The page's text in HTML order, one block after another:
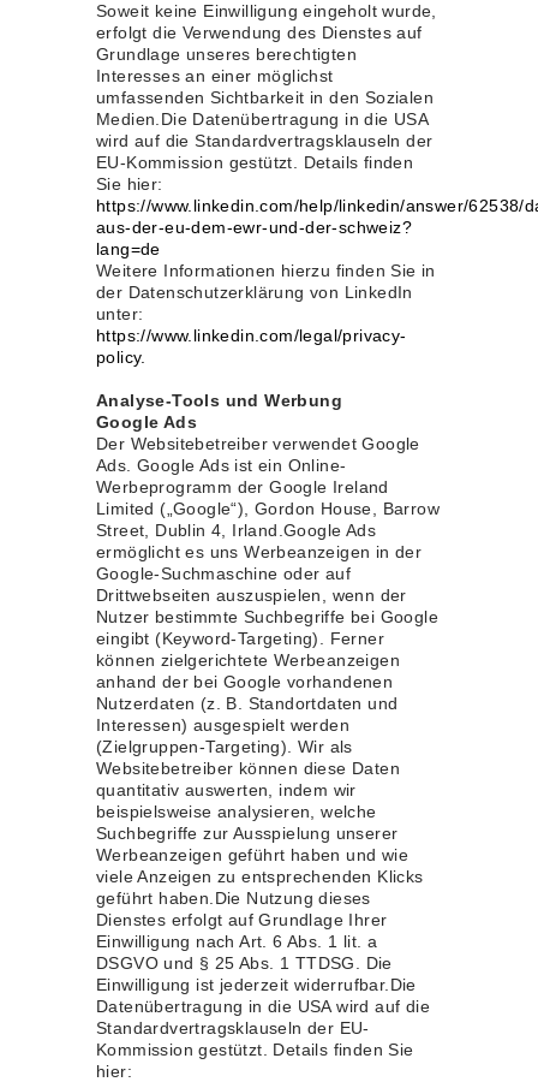
Soweit keine Einwilligung eingeholt wurde,
erfolgt die Verwendung des Dienstes auf
Grundlage unseres berechtigten
Interesses an einer möglichst
umfassenden Sichtbarkeit in den Sozialen
Medien.Die Datenübertragung in die USA
wird auf die Standardvertragsklauseln der
EU-Kommission gestützt. Details finden
Sie hier:
https://www.linkedin.com/help/linkedin/answer/62538/
aus-der-eu-dem-ewr-und-der-schweiz?
lang=de
Weitere Informationen hierzu finden Sie in
der Datenschutzerklärung von LinkedIn
unter:
https://www.linkedin.com/legal/privacy-
policy.
Analyse-Tools und Werbung
Google Ads
Der Websitebetreiber verwendet Google
Ads. Google Ads ist ein Online-
Werbeprogramm der Google Ireland
Limited („Google“), Gordon House, Barrow
Street, Dublin 4, Irland.Google Ads
ermöglicht es uns Werbeanzeigen in der
Google-Suchmaschine oder auf
Drittwebseiten auszuspielen, wenn der
Nutzer bestimmte Suchbegriffe bei Google
eingibt (Keyword-Targeting). Ferner
können zielgerichtete Werbeanzeigen
anhand der bei Google vorhandenen
Nutzerdaten (z. B. Standortdaten und
Interessen) ausgespielt werden
(Zielgruppen-Targeting). Wir als
Websitebetreiber können diese Daten
quantitativ auswerten, indem wir
beispielsweise analysieren, welche
Suchbegriffe zur Ausspielung unserer
Werbeanzeigen geführt haben und wie
viele Anzeigen zu entsprechenden Klicks
geführt haben.Die Nutzung dieses
Dienstes erfolgt auf Grundlage Ihrer
Einwilligung nach Art. 6 Abs. 1 lit. a
DSGVO und § 25 Abs. 1 TTDSG. Die
Einwilligung ist jederzeit widerrufbar.Die
Datenübertragung in die USA wird auf die
Standardvertragsklauseln der EU-
Kommission gestützt. Details finden Sie
hier: